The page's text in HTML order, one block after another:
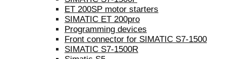
ET 200SP motor starters
SIMATIC ET 200pro
Programming devices
Front connector for SIMATIC S7-1500
SIMATIC S7-1500R